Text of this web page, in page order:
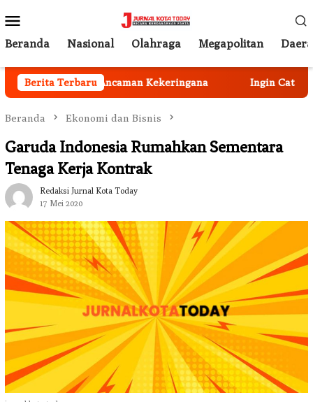
ke
kontenMobile
Beranda Nasional Olahraga Megapolitan
Berita Terbaru
Mengatasi Ancaman Kekeringana Ingin Cat Mobil
Beranda Ekonomi dan Bisnis
Garuda Indonesia Rumahkan Sementara
Tenaga Kerja Kontrak
Redaksi Jurnal Kota Today
17 Mei 2020